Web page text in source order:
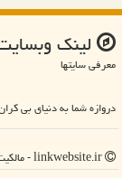
لینك
معرفی سایتها
دروازه شما به دنیای بی